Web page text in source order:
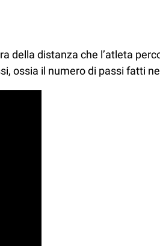
della distanza che l’atleta
ossia il numero di passi fatti